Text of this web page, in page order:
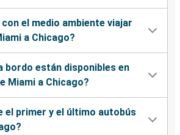
el medio ambiente viajar
a Chicago?
bordo están disponibles en
Miami a Chicago?
el primer y el último autobús